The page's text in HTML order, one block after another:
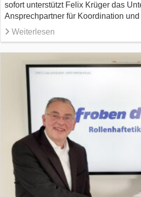
sofort unterstützt Felix Krüger das
Ansprechpartner für Koordination und
Weiterlesen